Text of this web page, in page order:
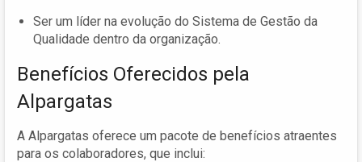
Ser um líder na evolução do Sistema de Gestão da
Qualidade dentro da organização.
Benefícios Oferecidos pela
Alpargatas
A Alpargatas oferece um pacote de benefícios atraentes
para os colaboradores, que inclui: